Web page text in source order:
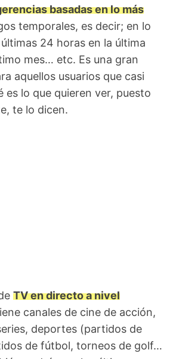
basadas en lo más
temporales, es decir; en lo
24 horas en la última
mes… etc. Es una gran
aquellos usuarios que casi
es lo que quieren ver, puesto
te lo dicen.
TV en directo a nivel
canales de cine de acción,
deportes (partidos de
de fútbol, ​​torneos de golf…